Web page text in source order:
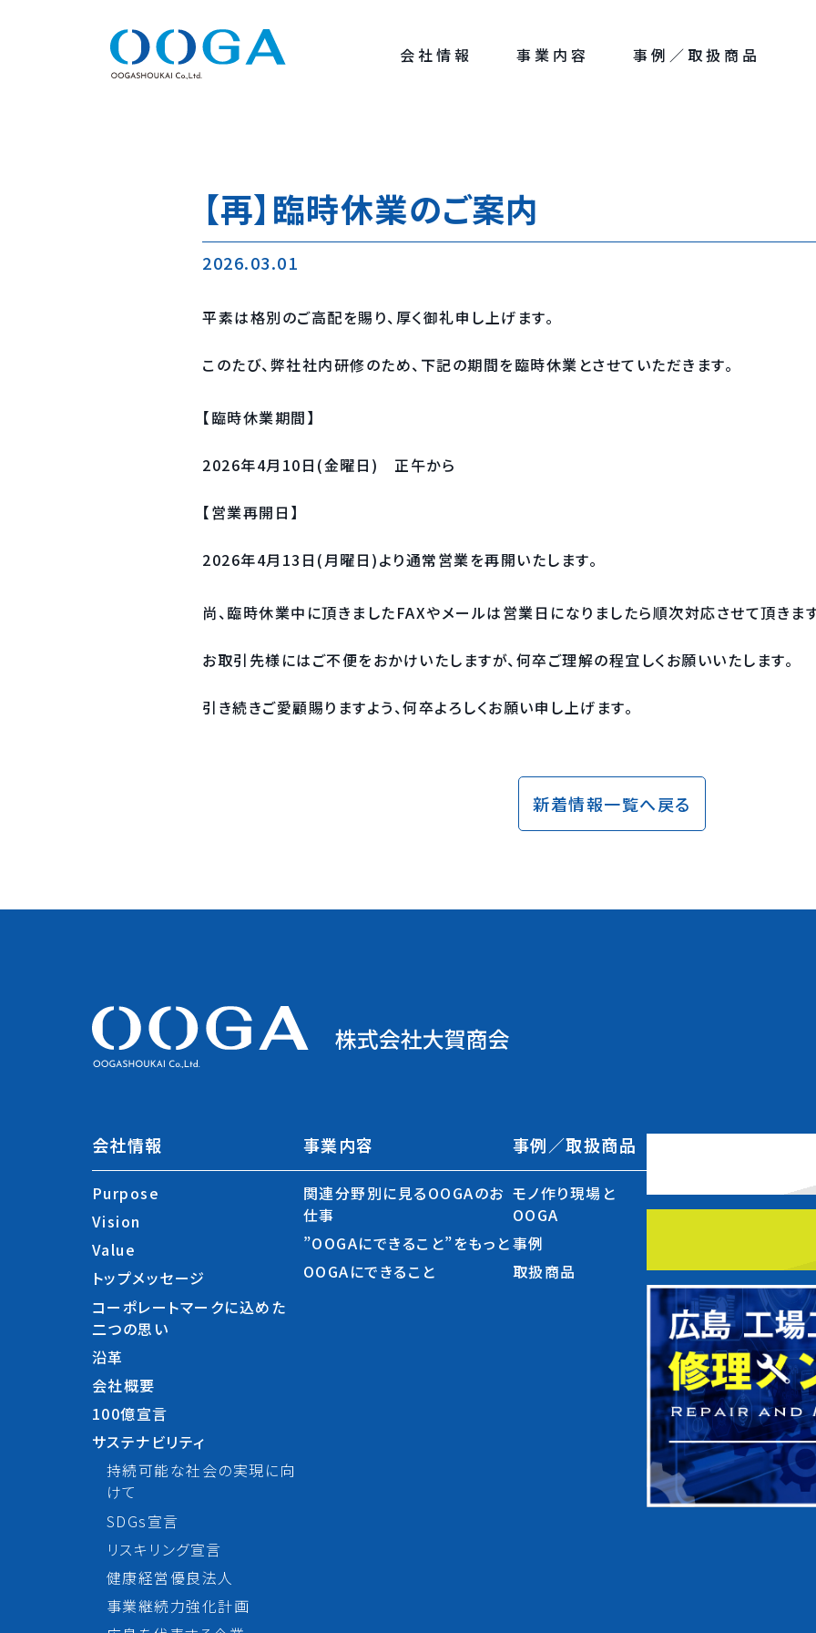
会社情報 事業内容 事例／取扱商品
【再】臨時休業のご案内
2026.03.01
平素は格別のご高配を賜り、厚く御礼申し上げます。
このたび、弊社社内研修のため、下記の期間を臨時休業とさせていただきます。
【臨時休業期間】
2026年4月10日(金曜日) 正午から
【営業再開日】
2026年4月13日(月曜日)より通常営業を再開いたします。
尚、臨時休業中に頂きましたFAXやメールは営業日になりましたら順次対応させて頂きます
お取引先様にはご不便をおかけいたしますが、何卒ご理解の程宜しくお願いいたします。
引き続きご愛顧賜りますよう、何卒よろしくお願い申し上げます。
新着情報一覧へ戻る
会社情報
Purpose
Vision
Value
トップメッセージ
コーポレートマークに込めた
二つの思い
沿革
会社概要
100億宣言
サステナビリティ
持続可能な社会の実現に向
けて
SDGs宣言
リスキリング宣言
健康経営優良法人
事業継続力強化計画
事業内容
関連分野別に見るOOGAのお
仕事
”OOGAにできること”をもっと
OOGAにできること
事例／取扱商品
モノ作り現場と
OOGA
事例
取扱商品